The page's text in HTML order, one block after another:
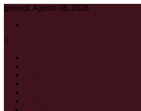
giovedì, Agosto 06, 2026